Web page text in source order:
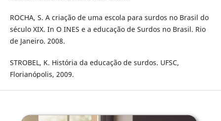
ROCHA, S. A criação de uma escola para surdos no Brasil do
século XIX. In O INES e a educação de Surdos no Brasil. Rio
de Janeiro. 2008.
STROBEL, K. História da educação de surdos. UFSC,
Florianópolis, 2009.